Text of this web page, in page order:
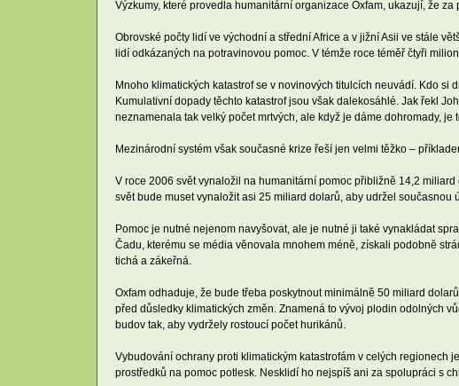
Výzkumy, které provedla humanitární organizace Oxfam, ukazují, že
Obrovské počty lidí ve východní a střední Africe a v jižní Asii ve stále
lidí odkázaných na potravinovou pomoc. V témže roce téměř čtyři
Mnoho klimatických katastrof se v novinových titulcích neuvádí. Kdo
Kumulativní dopady těchto katastrof jsou však dalekosáhlé. Jak řekl
neznamenala tak velký počet mrtvých, ale když je dáme dohromady, je
Mezinárodní systém však současné krize řeší jen velmi těžko –
V roce 2006 svět vynaložil na humanitární pomoc přibližně 14,2
svět bude muset vynaložit asi 25 miliard dolarů, aby udržel současnou
Pomoc je nutné nejenom navyšovat, ale je nutné ji také vynakládat
Čadu, kterému se média věnovala mnohem méně, získali podobně
tichá a zákeřná.
Oxfam odhaduje, že bude třeba poskytnout minimálně 50 miliard
před důsledky klimatických změn. Znamená to vývoj plodin odolných
budov tak, aby vydržely rostoucí počet hurikánů.
Vybudování ochrany proti klimatickým katastrofám v celých
prostředků na pomoc potlesk. Nesklidí ho nejspíš ani za spolupráci s